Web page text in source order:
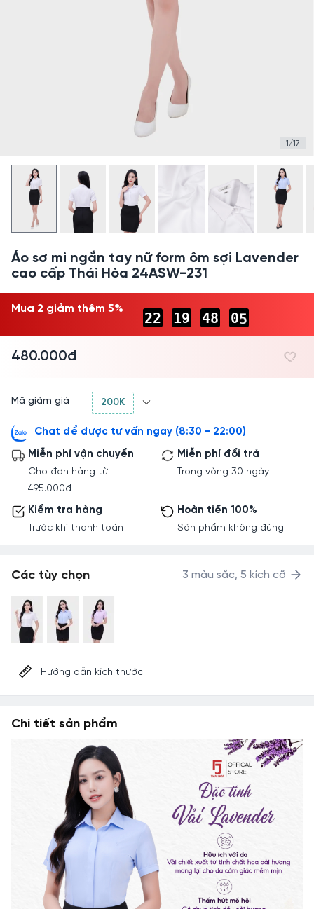
1/17
Áo sơ mi ngắn tay nữ form ôm sợi Lavender
cao cấp Thái Hòa 24ASW-231
Mua 2 giảm thêm 5%
2
-
2
-
1
-
9
-
4
-
8
-
0
1
4
5
480.000đ
Mã giảm giá 200K
Chat để được tư vấn ngay (8:30 - 22:00)
Miễn phí vận chuyển
Cho đơn hàng từ
495.000đ
Miễn phí đổi trả
Trong vòng 30 ngày
Kiểm tra hàng
Trước khi thanh toán
Hoàn tiền 100%
Sản phẩm không đúng
Các tùy chọn 3 màu sắc, 5 kích cỡ
Hướng dẫn kích thước
Chi tiết sản phẩm